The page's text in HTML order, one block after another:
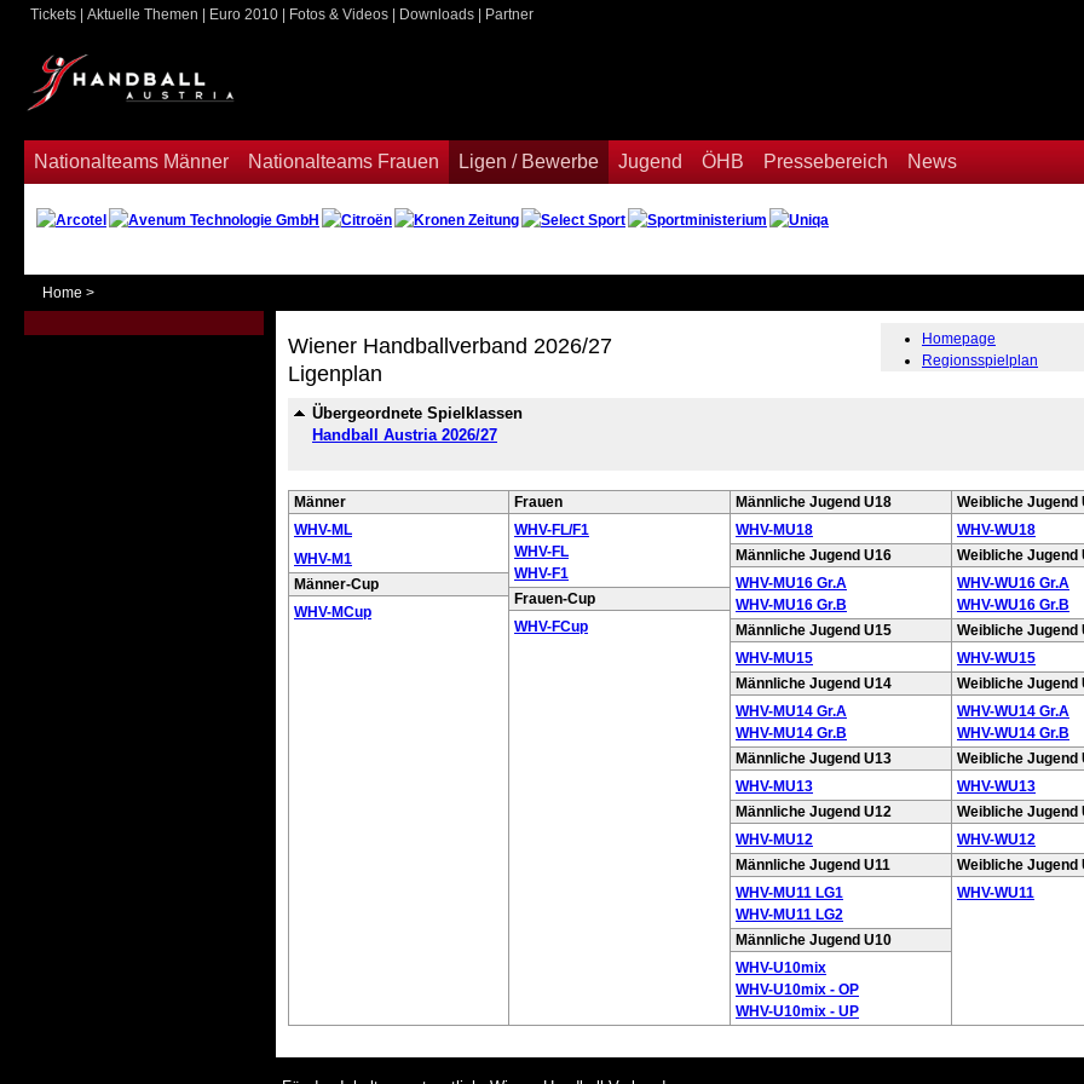
Nationalteams Männer Nationalteams Frauen Ligen / Bewerbe Jugend ÖHB Pressebereich News
Tickets Aktuelle Themen Euro 2010 Fotos & Videos Downloads Partner
Home >
Wiener Handballverband 2026/27
Ligenplan
Homepage
Regionsspielplan
Übergeordnete Spielklassen
Handball Austria 2026/27
Männer
WHV-ML
WHV-M1
Männer-Cup
WHV-MCup
Frauen
WHV-FL/F1
WHV-FL
WHV-F1
Frauen-Cup
WHV-FCup
Männliche Jugend U18
WHV-MU18
Männliche Jugend U16
WHV-MU16 Gr.A
WHV-MU16 Gr.B
Männliche Jugend U15
WHV-MU15
Männliche Jugend U14
WHV-MU14 Gr.A
WHV-MU14 Gr.B
Männliche Jugend U13
WHV-MU13
Männliche Jugend U12
WHV-MU12
Männliche Jugend U11
WHV-MU11 LG1
WHV-MU11 LG2
Männliche Jugend U10
WHV-U10mix
WHV-U10mix - OP
WHV-U10mix - UP
Weibliche Jugend
WHV-WU18
Weibliche Jugend
WHV-WU16 Gr.A
WHV-WU16 Gr.B
Weibliche Jugend
WHV-WU15
Weibliche Jugend
WHV-WU14 Gr.A
WHV-WU14 Gr.B
Weibliche Jugend
WHV-WU13
Weibliche Jugend
WHV-WU12
Weibliche Jugend
WHV-WU11